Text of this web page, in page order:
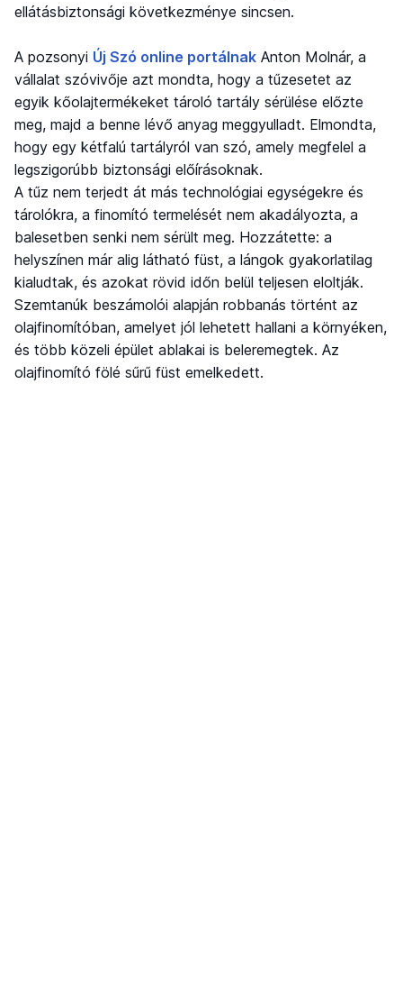
ellátásbiztonsági következménye sincsen.
A pozsonyi Új Szó online portálnak Anton Molnár, a
vállalat szóvivője azt mondta, hogy a tűzesetet az
egyik kőolajtermékeket tároló tartály sérülése előzte
meg, majd a benne lévő anyag meggyulladt. Elmondta,
hogy egy kétfalú tartályról van szó, amely megfelel a
legszigorúbb biztonsági előírásoknak.
A tűz nem terjedt át más technológiai egységekre és
tárolókra, a finomító termelését nem akadályozta, a
balesetben senki nem sérült meg. Hozzátette: a
helyszínen már alig látható füst, a lángok gyakorlatilag
kialudtak, és azokat rövid időn belül teljesen eloltják.
Szemtanúk beszámolói alapján robbanás történt az
olajfinomítóban, amelyet jól lehetett hallani a környéken,
és több közeli épület ablakai is beleremegtek. Az
olajfinomító fölé sűrű füst emelkedett.